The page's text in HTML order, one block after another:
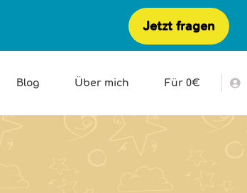
Jetzt fragen
Blog Über mich Für 0€